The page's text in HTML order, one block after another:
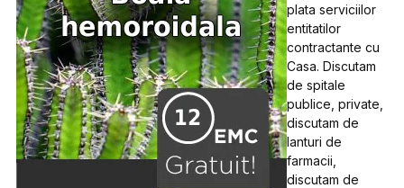
plata serviciilor
entitatilor
contractante cu
Casa. Discutam
de spitale
publice, private,
discutam de
lanturi de
farmacii,
discutam de